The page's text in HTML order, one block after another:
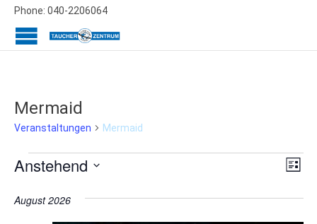
Phone: 040-2206064
Mermaid
Veranstaltungen Mermaid
Veranstaltungen Liste
Anstehend
wählen.
August 2026